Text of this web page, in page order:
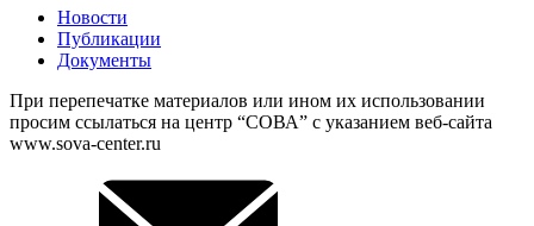
Новости
Публикации
Документы
При перепечатке материалов или ином их использовании
просим ссылаться на центр “СОВА” с указанием веб-сайта
www.sova-center.ru